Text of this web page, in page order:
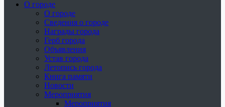
О городе
О городе
Сведения о городе
Награды города
Герб города
Объявления
Устав города
Летопись города
Книга памяти
Новости
Мероприятия
Мероприятия